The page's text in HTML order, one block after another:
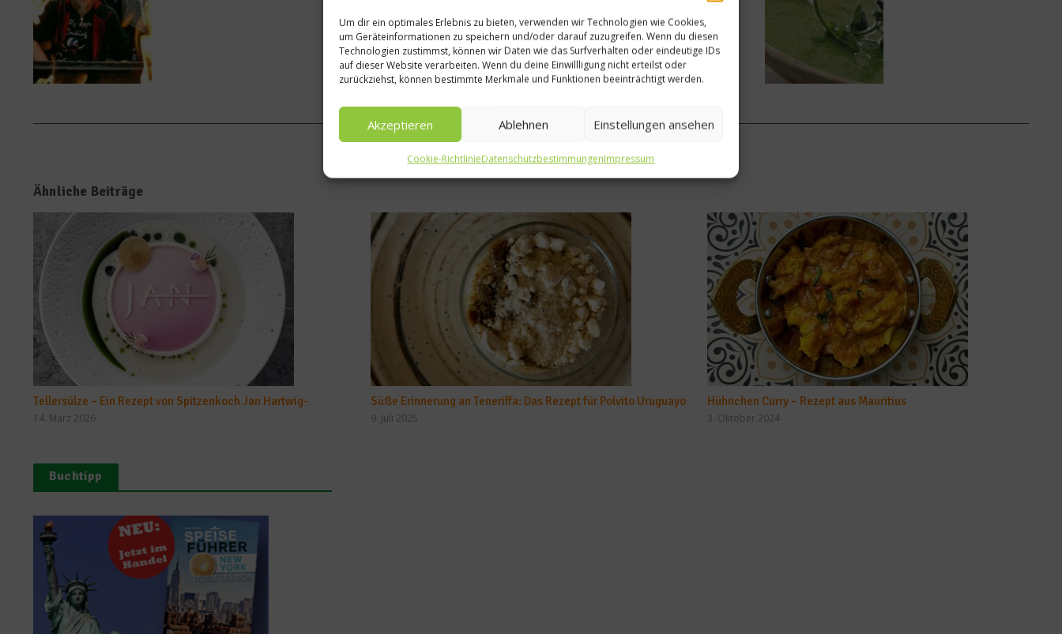
Um dir ein optimales Erlebnis zu bieten, verwenden wir Technologien wie Cookies,
um Geräteinformationen zu speichern und/oder darauf zuzugreifen. Wenn du diesen
Technologien zustimmst, können wir Daten wie das Surfverhalten oder eindeutige IDs
auf dieser Website verarbeiten. Wenn du deine Einwillligung nicht erteilst oder
zurückziehst, können bestimmte Merkmale und Funktionen beeinträchtigt werden.
Akzeptieren Ablehnen Einstellungen ansehen
Cookie-RichtlinieDatenschutzbestimmungenImpressum
Ähnliche Beiträge
Tellersülze – Ein Rezept von Spitzenkoch Jan Hartwig-
14. März 2026
Süße Erinnerung an Teneriffa: Das Rezept für Polvito Uruguayo
9. Juli 2025
Hühnchen Curry – Rezept aus Mauritius
3. Oktober 2024
Buchtipp